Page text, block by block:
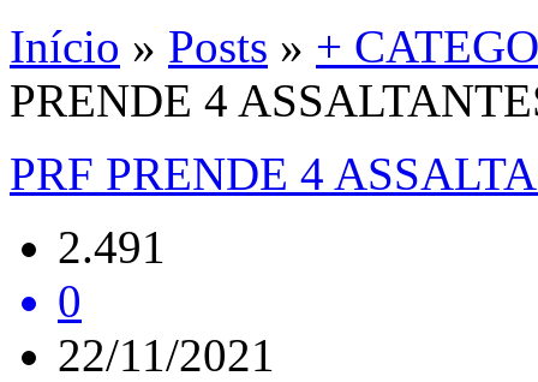
Início » Posts » +
PRENDE 4
PRF PRENDE 4
2.491
0
22/11/2021